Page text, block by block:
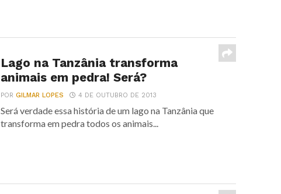
Lago na Tanzânia transforma
animais em pedra! Será?
PORGILMAR LOPES 4 DE OUTUBRO DE 2013
Será verdade essa história de um lago na Tanzânia que
transforma em pedra todos os animais...